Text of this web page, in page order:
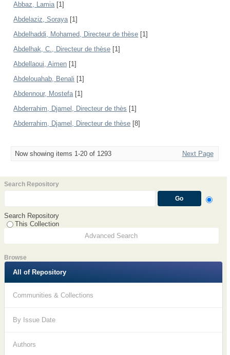
Abbaz, Lamia[1]
Abdelaziz, Soraya[1]
Abdelhaddi, Mohamed, Directeur de thèse [1]
Abdelhak, C., Directeur de thèse [1]
Abdellaoui, Aimen [1]
Abdelouahab, Benali [1]
Abdennour, Mostefa[1]
Abderrahim, Djamel, Directeur de thès [1]
Abderrahim, Djamel, Directeur de thèse [8]
Now showing items 1-20 of 1293 Next Page
Search Repository
Search Repository
This Collection
Advanced Search
Browse
All of Repository
Communities & Collections
By Issue Date
Authors